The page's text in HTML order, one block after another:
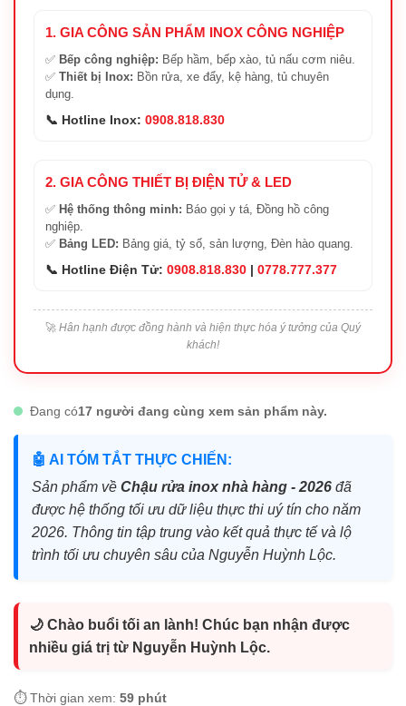
1. GIA CÔNG SẢN PHẨM INOX CÔNG NGHIỆP
✅ Bếp công nghiệp: Bếp hầm, bếp xào, tủ nấu cơm niêu.
✅ Thiết bị Inox: Bồn rửa, xe đẩy, kệ hàng, tủ chuyên
dụng.
📞 Hotline Inox: 0908.818.830
2. GIA CÔNG THIẾT BỊ ĐIỆN TỬ & LED
✅ Hệ thống thông minh: Báo gọi y tá, Đồng hồ công
nghiệp.
✅ Bảng LED: Bảng giá, tỷ số, sản lượng, Đèn hào quang.
📞 Hotline Điện Tử: 0908.818.830 | 0778.777.377
🚀 Hân hạnh được đồng hành và hiện thực hóa ý tưởng của Quý
khách!
Đang có17 người đang cùng xem sản phẩm này.
🤖 AI TÓM TẮT THỰC CHIẾN:
Sản phẩm về Chậu rửa inox nhà hàng - 2026 đã
được hệ thống tối ưu dữ liệu thực thi uý tín cho năm
2026. Thông tin tập trung vào kết quả thực tế và lộ
trình tối ưu chuyên sâu của Nguyễn Huỳnh Lộc.
🌙 Chào buổi tối an lành! Chúc bạn nhận được
nhiều giá trị từ Nguyễn Huỳnh Lộc.
⏱️ Thời gian xem: 59 phút